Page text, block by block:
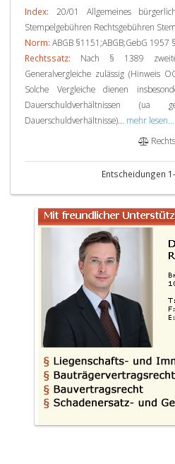
Index: 20/01 Allgemeines
Stempelgebühren Rechtsgebühren
Norm: ABGB §1151;ABGB;GebG 1957
Rechtssatz: Nach § 1389
Generalvergleiche zulässig (Hinweis
Solche Vergleiche dienen
Dauerschuldverhältnissen (ua
Dauerschuldverhältnisse)... mehr lesen...
Entscheidungen